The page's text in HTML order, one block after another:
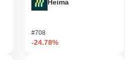
Heima
#708
-24.78%